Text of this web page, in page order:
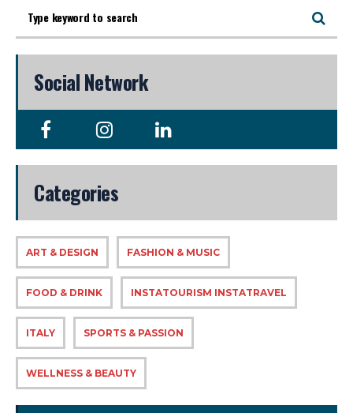
Social Network
Categories
ART & DESIGN FASHION & MUSIC
FOOD & DRINK INSTATOURISM INSTATRAVEL
ITALY SPORTS & PASSION
WELLNESS & BEAUTY